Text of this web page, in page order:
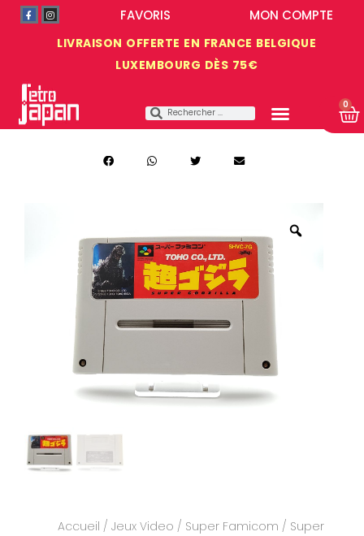
LIVRAISON OFFERTE EN FRANCE BELGIQUE
LUXEMBOURG DÈS 75€
MON COMPTE
FAVORIS
0
Accueil / Jeux Video / Super Famicom / Super